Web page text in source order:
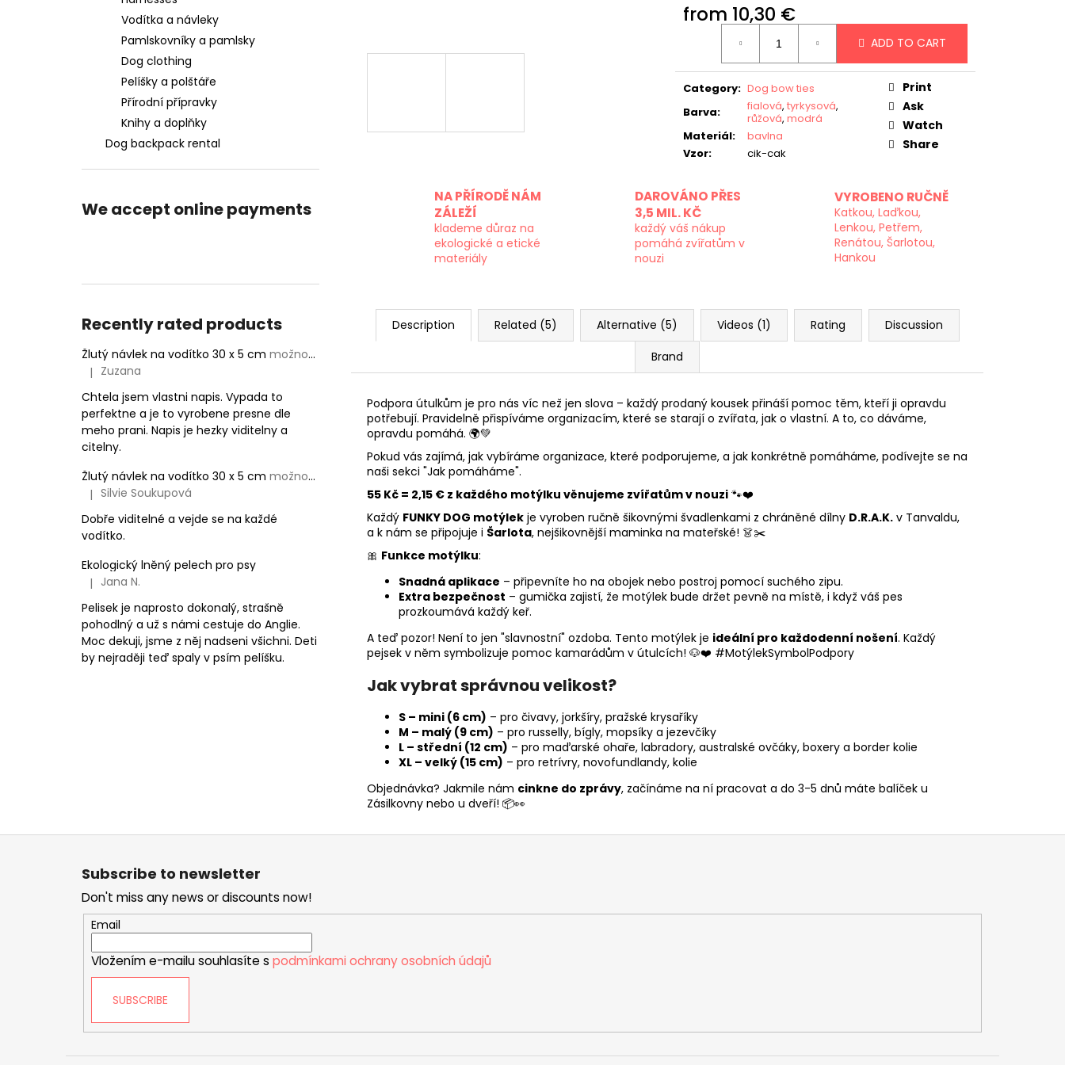
Vodítka a návleky
Pamlskovníky a pamlsky
Dog clothing
Pelíšky a polštáře
Přírodní přípravky
Knihy a doplňky
Dog backpack rental
We accept online payments
Recently rated products
Žlutý návlek na vodítko 30 x 5 cm možnost vlastního textu
The product rating is 5 out of 5 stars.
| Zuzana
Chtela jsem vlastni napis. Vypada to
perfektne a je to vyrobene presne dle
meho prani. Napis je hezky viditelny a
citelny.
Žlutý návlek na vodítko 30 x 5 cm možnost vlastního textu
The product rating is 5 out of 5 stars.
| Silvie Soukupová
Dobře viditelné a vejde se na každé
vodítko.
Ekologický lněný pelech pro psy
The product rating is 5 out of 5 stars.
| Jana N.
Pelisek je naprosto dokonalý, strašně
pohodlný a už s námi cestuje do Anglie.
Moc dekuji, jsme z něj nadseni všichni. Deti
by nejraději teď spaly v psím pelíšku.
from 10,30 €
Measure
ADD TO CART
Category: Dog bow ties
Barva: fialová, tyrkysová,
růžová, modrá
Materiál:
bavlna
Vzor: cik-cak
Print
Ask
Watch
Share
NA PŘÍRODĚ NÁM
ZÁLEŽÍ
klademe důraz na
ekologické a etické
materiály
DAROVÁNO PŘES
3,5 MIL. KČ
každý váš nákup
pomáhá zvířatům v
nouzi
VYROBENO RUČNĚ
Katkou, Laďkou,
Lenkou, Petřem,
Renátou, Šarlotou,
Hankou
Description Related (5) Alternative (5) Videos (1) Rating
Discussion
Brand
Podpora útulkům je pro nás víc než jen slova – každý prodaný kousek přináší pomoc těm, kteří ji opravdu
potřebují. Pravidelně přispíváme organizacím, které se starají o zvířata, jak o vlastní. A to, co dáváme,
opravdu pomáhá. 🌍💚
Pokud vás zajímá, jak vybíráme organizace, které podporujeme, a jak konkrétně pomáháme, podívejte se na
naši sekci "Jak pomáháme".
55 Kč = 2,15 € z každého motýlku věnujeme zvířatům v nouzi 🐾❤️
Každý FUNKY DOG motýlek je vyroben ručně šikovnými švadlenkami z chráněné dílny D.R.A.K. v Tanvaldu,
a k nám se připojuje i Šarlota, nejšikovnější maminka na mateřské! 👗✂️
🎀 Funkce motýlku:
Snadná aplikace – připevníte ho na obojek nebo postroj pomocí suchého zipu.
Extra bezpečnost – gumička zajistí, že motýlek bude držet pevně na místě, i když váš pes
prozkoumává každý keř.
A teď pozor! Není to jen "slavnostní" ozdoba. Tento motýlek je ideální pro každodenní nošení. Každý
pejsek v něm symbolizuje pomoc kamarádům v útulcích! 🐶❤️ #MotýlekSymbolPodpory
Jak vybrat správnou velikost?
S – mini (6 cm) – pro čivavy, jorkšíry, pražské krysaříky
M – malý (9 cm) – pro russelly, bígly, mopsíky a jezevčíky
L – střední (12 cm) – pro maďarské ohaře, labradory, australské ovčáky, boxery a border kolie
XL – velký (15 cm) – pro retrívry, novofundlandy, kolie
Objednávka? Jakmile nám cinkne do zprávy, začínáme na ní pracovat a do 3-5 dnů máte balíček u
Zásilkovny nebo u dveří! 📦👀
F
Subscribe to newsletter
Don't miss any news or discounts now!
Email
Vložením e-mailu souhlasíte s podmínkami ochrany osobních údajů
SUBSCRIBE